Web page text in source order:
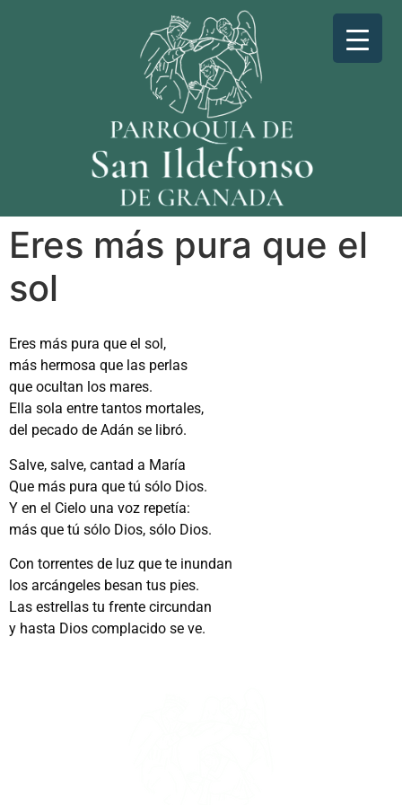
Eres más pura que el
sol
Eres más pura que el sol,
más hermosa que las perlas
que ocultan los mares.
Ella sola entre tantos mortales,
del pecado de Adán se libró.
Salve, salve, cantad a María
Que más pura que tú sólo Dios.
Y en el Cielo una voz repetía:
más que tú sólo Dios, sólo Dios.
Con torrentes de luz que te inundan
los arcángeles besan tus pies.
Las estrellas tu frente circundan
y hasta Dios complacido se ve.